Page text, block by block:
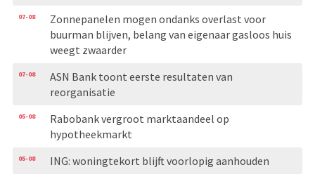
07-08
Zonnepanelen mogen ondanks overlast voor
buurman blijven, belang van eigenaar gasloos huis
weegt zwaarder
07-08
ASN Bank toont eerste resultaten van
reorganisatie
05-08
Rabobank vergroot marktaandeel op
hypotheekmarkt
05-08 ING: woningtekort blijft voorlopig aanhouden